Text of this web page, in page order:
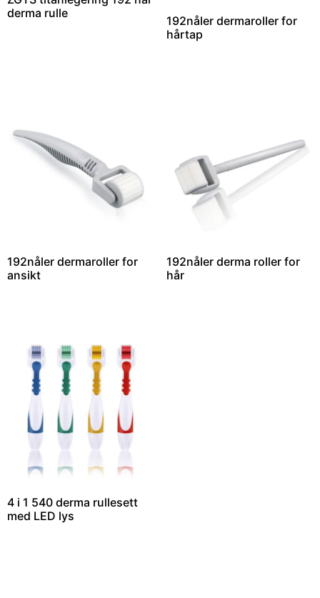
derma rulle
192nåler dermaroller for
hårtap
192nåler dermaroller for
ansikt
192nåler derma roller for
hår
4 i 1 540 derma rullesett
med LED lys